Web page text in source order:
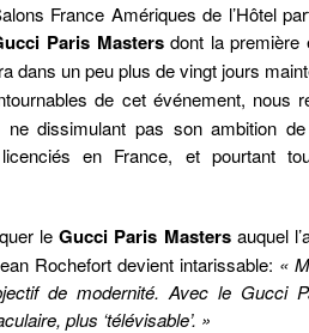
France Amériques de l’Hôtel
Paris Mastersdont la
dans un peu plus de vingt jours
de cet événement, nous
dissimulant pas son ambition
en France, et pourtant
leGucci Paris Mastersauquel
Rochefort devient intarissable: «
de modernité. Avec le Gucci
plus ‘télévisable’. »